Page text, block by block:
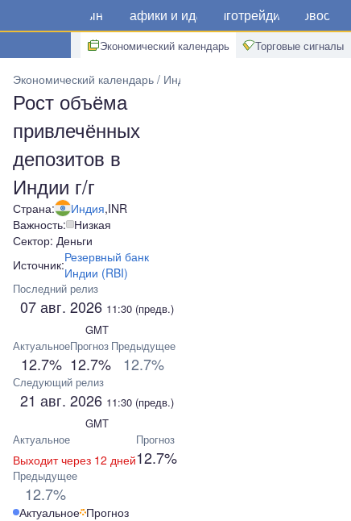
Рынки Графики и идеи Алготрейдинг Новости
Экономический календарь Торговые сигналы
Экономический календарь Индия
Рост объёма
привлечённых
депозитов в
Индии г/г
Страна: Индия,INR
Важность: Низкая
Сектор: Деньги
Источник:Резервный банк
Индии (RBI)
Последний релиз
07 авг. 2026 11:30 (предв.)
GMT
Актуальное
12.7%
Прогноз
12.7%
Предыдущее
12.7%
Следующий релиз
21 авг. 2026 11:30 (предв.)
GMT
Актуальное
Выходит через 12 дней
Прогноз
12.7%
Предыдущее
12.7%
Актуальное Прогноз